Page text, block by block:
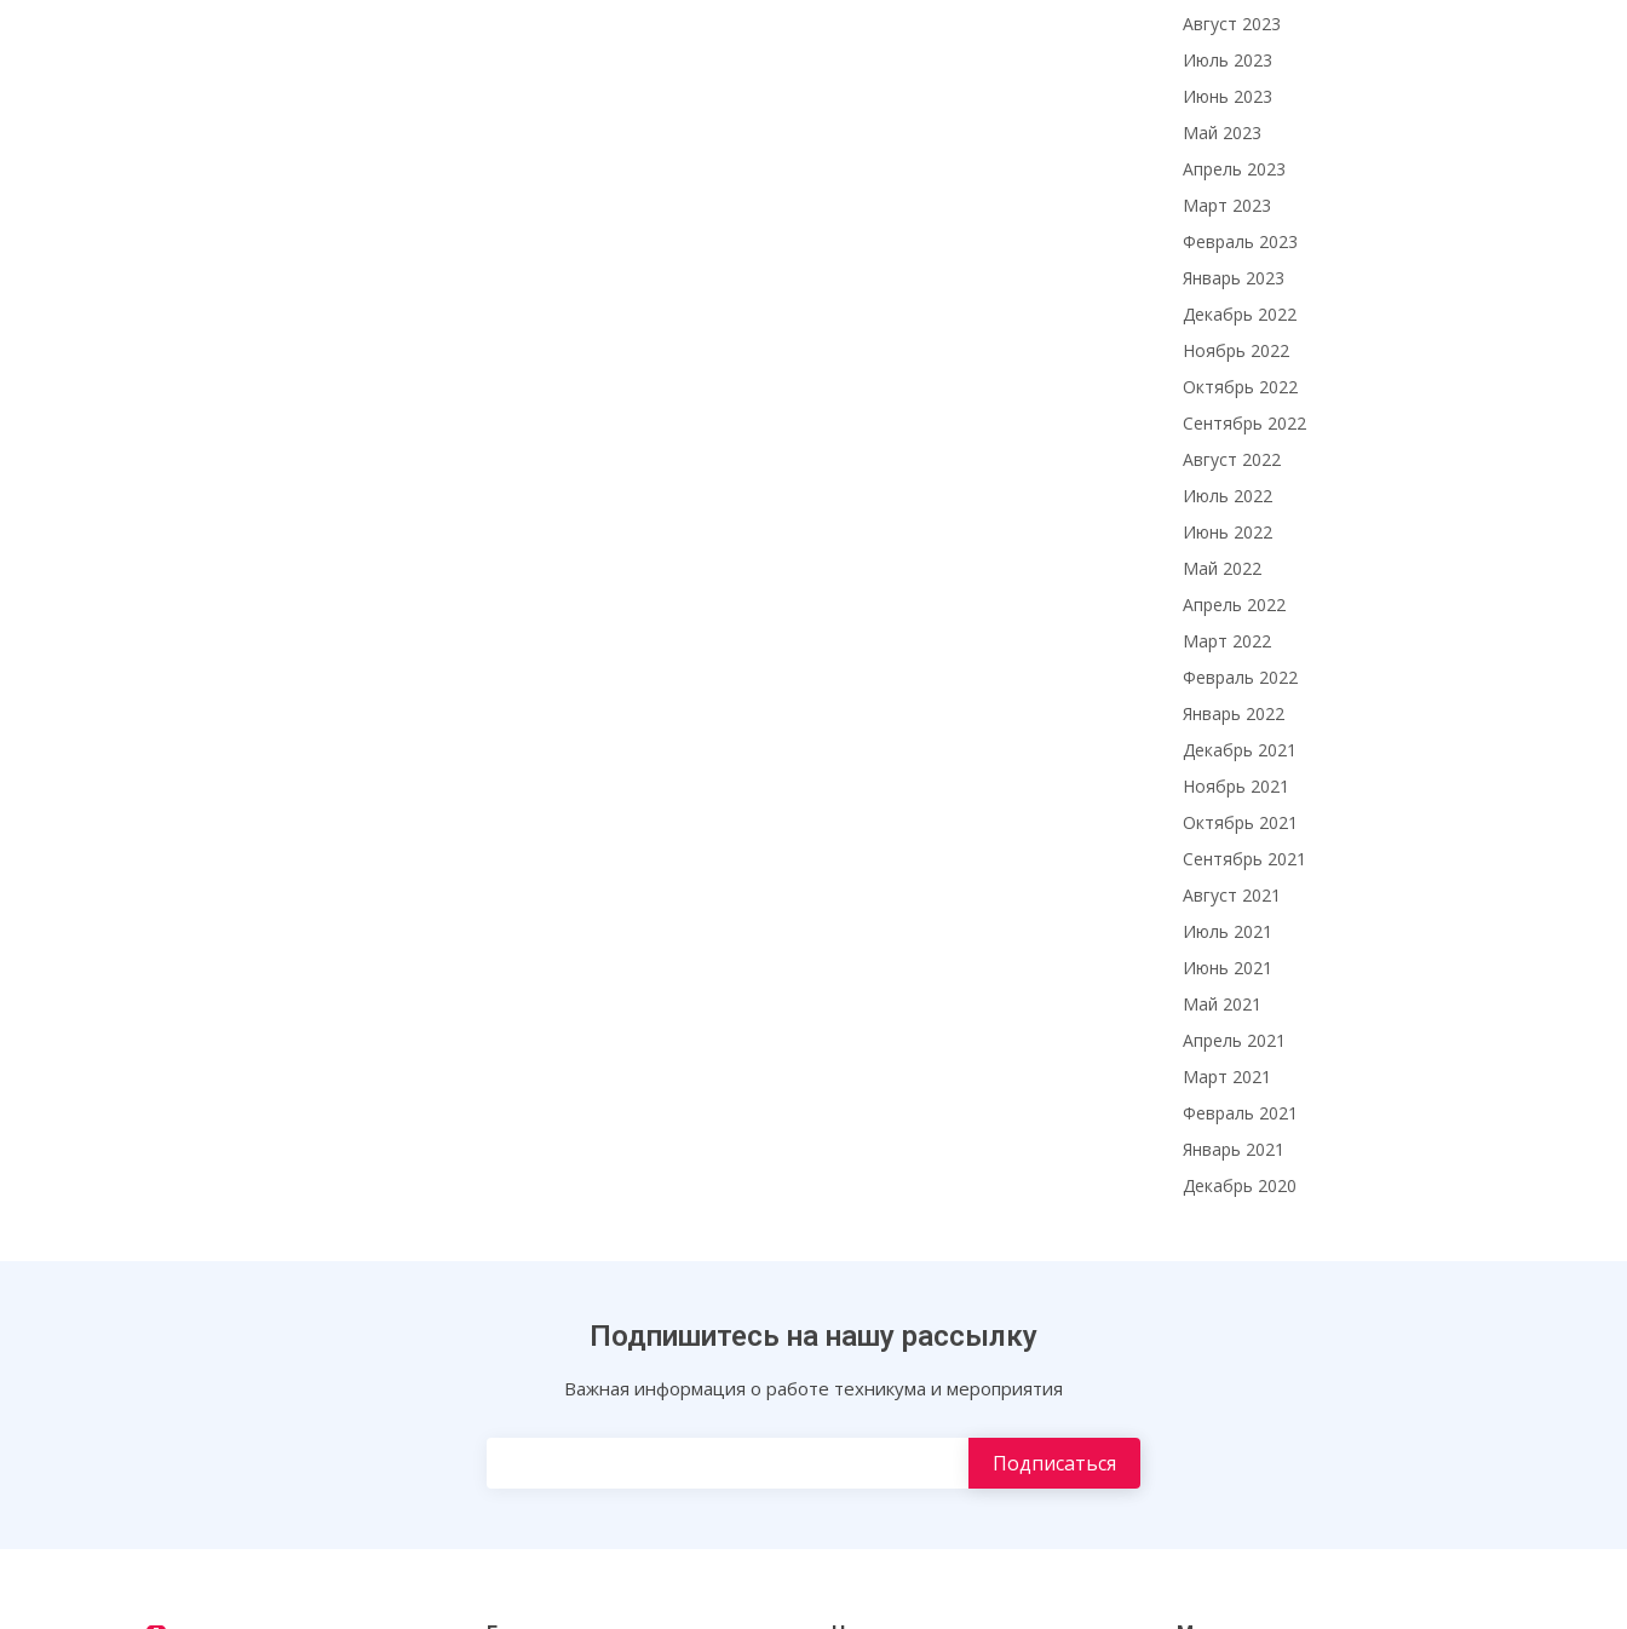
Август 2023
Июль 2023
Июнь 2023
Май 2023
Апрель 2023
Март 2023
Февраль 2023
Январь 2023
Декабрь 2022
Ноябрь 2022
Октябрь 2022
Сентябрь 2022
Август 2022
Июль 2022
Июнь 2022
Май 2022
Апрель 2022
Март 2022
Февраль 2022
Январь 2022
Декабрь 2021
Ноябрь 2021
Октябрь 2021
Сентябрь 2021
Август 2021
Июль 2021
Июнь 2021
Май 2021
Апрель 2021
Март 2021
Февраль 2021
Январь 2021
Декабрь 2020
Подпишитесь на нашу рассылку
Важная информация о работе техникума и мероприятия